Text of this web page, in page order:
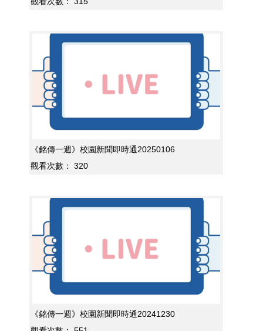
《銘傳一週》校園新聞即時通20250106
觀看次數：
320
《銘傳一週》校園新聞即時通20241230